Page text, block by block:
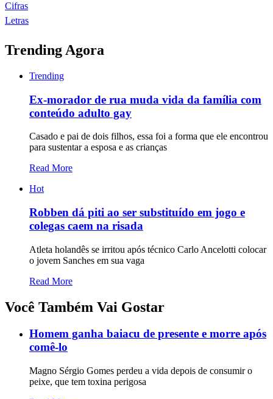
Cifras
Letras
Trending Agora
Trending
Ex-morador de rua muda vida da família com
conteúdo adulto gay
Casado e pai de dois filhos, essa foi a forma que ele encontrou
para sustentar a esposa e as crianças
Read More
Hot
Robben dá piti ao ser substituído em jogo e
colegas caem na risada
Atleta holandês se irritou após técnico Carlo Ancelotti colocar
o jovem Sanches em sua vaga
Read More
Você Também Vai Gostar
Homem ganha baiacu de presente e morre após
comê-lo
Magno Sérgio Gomes perdeu a vida depois de consumir o
peixe, que tem toxina perigosa